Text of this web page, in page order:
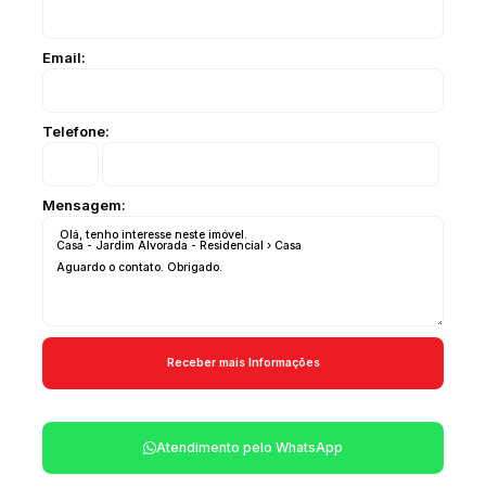
Email:
Telefone:
Mensagem:
Atendimento pelo WhatsApp